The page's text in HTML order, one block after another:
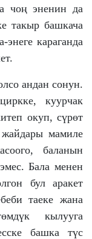
чоң эненин да
такыр башкача
караганда
андан сонун.
куурчак
окуп, сүрөт
мамиле
баланын
Бала менен
бул аракет
таеке жана
кылууга
башка түс